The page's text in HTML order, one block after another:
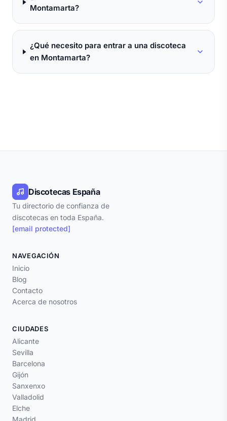
Montamarta?
¿Qué necesito para entrar a una discoteca
en Montamarta?
Discotecas España
Tu directorio de confianza de
discotecas en toda España.
[email protected]
NAVEGACIÓN
Inicio
Blog
Contacto
Acerca de nosotros
CIUDADES
Alicante
Sevilla
Barcelona
Gijón
Sanxenxo
Valladolid
Elche